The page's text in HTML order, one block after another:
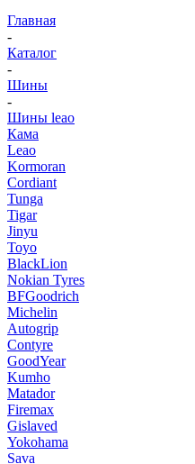
Главная
-
Каталог
-
Шины
-
Шины leao
Кама
Leao
Kormoran
Cordiant
Tunga
Tigar
Jinyu
Toyo
BlackLion
Nokian Tyres
BFGoodrich
Michelin
Autogrip
Contyre
GoodYear
Kumho
Matador
Firemax
Gislaved
Yokohama
Sava